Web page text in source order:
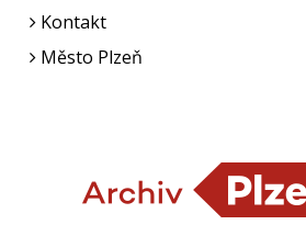
Kontakt
Město Plzeň